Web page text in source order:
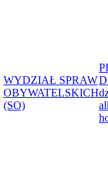
WYDZIAŁ SPRAW
OBYWATELSKICH
(SO)